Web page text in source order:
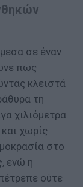
σε έναν
πως
κλειστά
τη
χιλιόμετρα
χωρίς
στο
, ενώ η
ούτε